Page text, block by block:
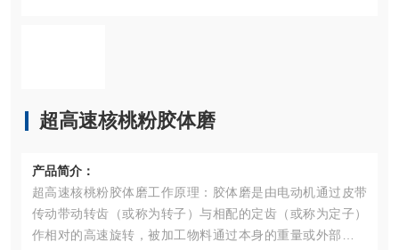
超高速核桃粉胶体磨
产品简介：
超高速核桃粉胶体磨工作原理：胶体磨是由电动机通过皮带
传动带动转齿（或称为转子）与相配的定齿（或称为定子）
作相对的高速旋转，被加工物料通过本身的重量或外部压力